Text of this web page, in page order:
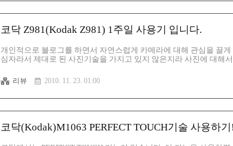
코닥 Z981(Kodak Z981) 1주일 사용기 입니다.
개인적으로 블로그를 하면서 자연스럽게 카메라에 대해 관심을 끌
심자라서 제대로 된 사진기술을 가지고 있지 않은지라 사진에 대해
는 것이 코닥 Z981 하이엔드 카메라의 기본구성품입니다. 일단은 건
전지는 충전지가 아니기 때문에 새로 건전지를 구매해야 합니다. 일
리뷰 2010. 11. 23. 01:00
코닥(Kodak)M1063 PERFECT TOUCH기술 사용하기!